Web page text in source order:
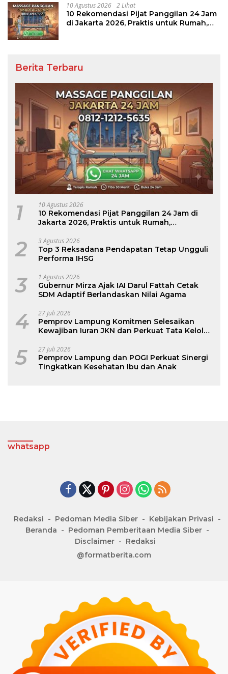
10 Agustus 2026 2 Lihat
10 Rekomendasi Pijat Panggilan 24 Jam
di Jakarta 2026, Praktis untuk Rumah,
Berita Terbaru
1 10 Agustus 2026
10 Rekomendasi Pijat Panggilan 24 Jam di
Jakarta 2026, Praktis untuk Rumah,
2 3 Agustus 2026
Top 3 Reksadana Pendapatan Tetap Ungguli
Performa IHSG
3 1 Agustus 2026
Gubernur Mirza Ajak IAI Darul Fattah Cetak
SDM Adaptif Berlandaskan Nilai Agama
4 27 Juli 2026
Pemprov Lampung Komitmen Selesaikan
Kewajiban Iuran JKN dan Perkuat Tata Kelola
5 27 Juli 2026
Pemprov Lampung dan POGI Perkuat Sinergi
Tingkatkan Kesehatan Ibu dan Anak
whatsapp
Redaksi Pedoman Media Siber
Kebijakan Privasi
Beranda
Pedoman Pemberitaan Media Siber
Disclaimer
Redaksi
@formatberita.com